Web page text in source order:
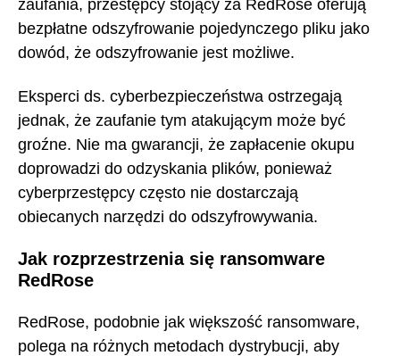
zaufania, przestępcy stojący za RedRose oferują
bezpłatne odszyfrowanie pojedynczego pliku jako
dowód, że odszyfrowanie jest możliwe.
Eksperci ds. cyberbezpieczeństwa ostrzegają
jednak, że zaufanie tym atakującym może być
groźne. Nie ma gwarancji, że zapłacenie okupu
doprowadzi do odzyskania plików, ponieważ
cyberprzestępcy często nie dostarczają
obiecanych narzędzi do odszyfrowywania.
Jak rozprzestrzenia się ransomware
RedRose
RedRose, podobnie jak większość ransomware,
polega na różnych metodach dystrybucji, aby